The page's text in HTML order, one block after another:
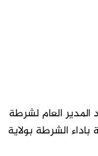
العام لشرطة
الشرطة بولاية